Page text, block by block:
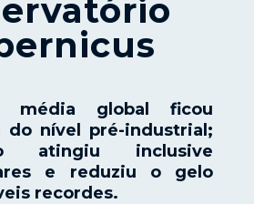
média global ficou
do nível pré-industrial;
atingiu inclusive
e reduziu o gelo
recordes.